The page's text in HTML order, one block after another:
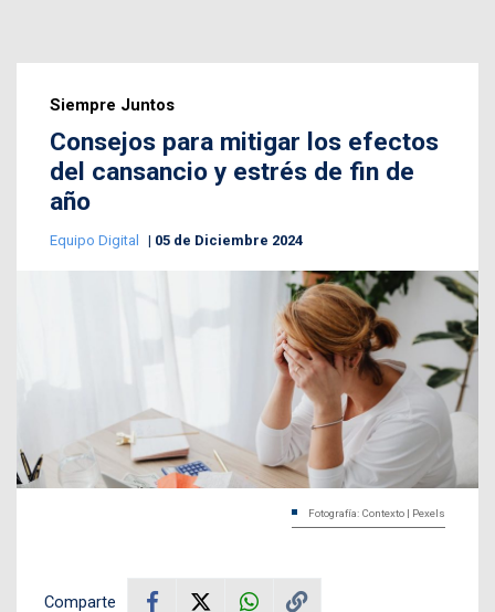
Siempre Juntos
Consejos para mitigar los efectos
del cansancio y estrés de fin de
año
Equipo Digital 05 de Diciembre 2024
Fotografía: Contexto | Pexels
Comparte